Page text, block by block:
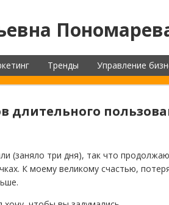
Тренды Управление
длительного
(заняло три дня), так что
К моему великому счастью,